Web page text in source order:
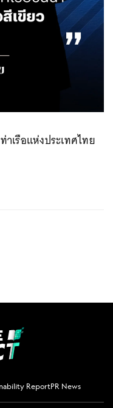
เรือแห่งประเทศไทย
ReportPR News